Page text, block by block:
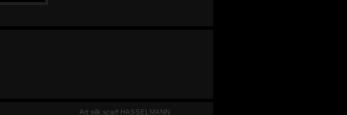
Art silk scarf HASSELMANN